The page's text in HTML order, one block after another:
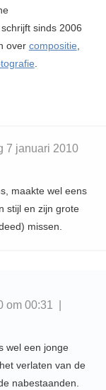
sinds 2006
over compositie
7 januari 2010
maakte wel eens
stijl en zijn grote
missen.
00:31 |
wel een jonge
verlaten van de
nabestaanden.